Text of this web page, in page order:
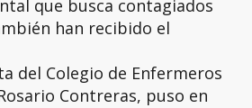
que busca contagiados
han recibido el
del Colegio de Enfermeros
Contreras, puso en